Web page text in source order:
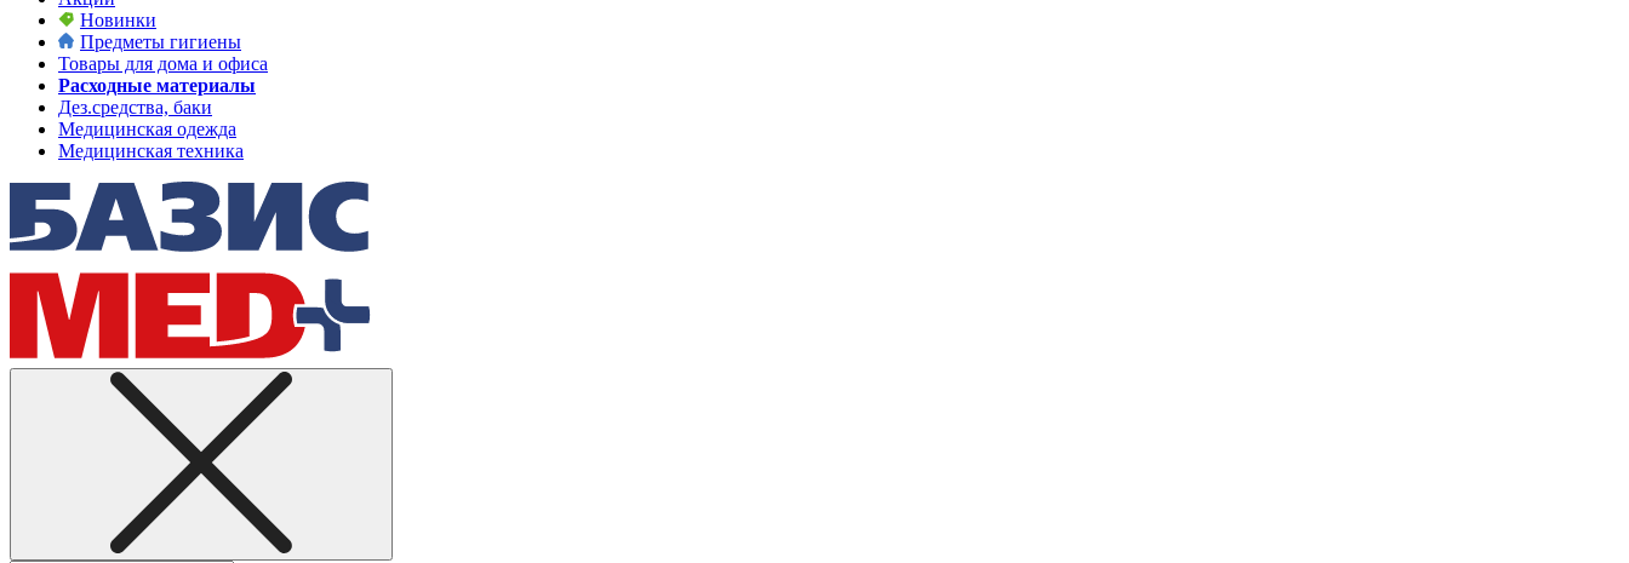
Новинки
Предметы гигиены
Товары для дома и офиса
Расходные материалы
Дез.средства, баки
Медицинская одежда
Медицинская техника